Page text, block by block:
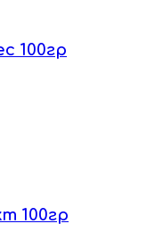
100гр
100гр